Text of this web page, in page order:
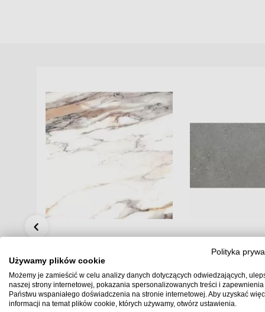
KOD: 5903313315210
Cerrad Calacatta Gold
59,7x59,7x0,8 Płytka Gresowa
Mat
Halcon Doge
Płytka Gresowa
Polityka
Używamy plików cookie
Możemy je zamieścić w celu analizy danych dotyczących odwiedzających,
naszej strony internetowej, pokazania spersonalizowanych treści i zapewnienia
Państwu wspaniałego doświadczenia na stronie internetowej. Aby uzyskać
informacji na temat plików cookie, których używamy, otwórz ustawienia.